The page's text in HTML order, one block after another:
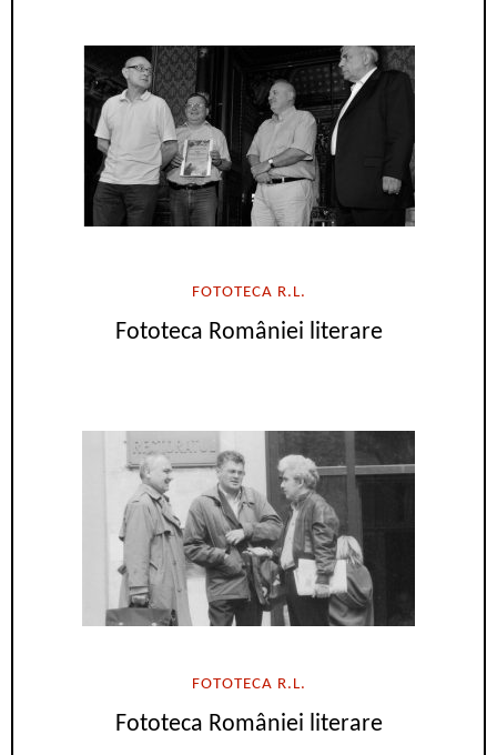
FOTOTECA R.L.
Fototeca României literare
FOTOTECA R.L.
Fototeca României literare